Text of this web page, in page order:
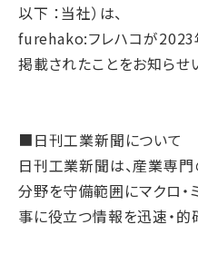
以下 ：当社）は、
furehako:フレハコが
掲載されたことをお知らせ
■日刊工業新聞について
日刊工業新聞は、産業専門
分野を守備範囲にマクロ・
事に役立つ情報を迅速・的